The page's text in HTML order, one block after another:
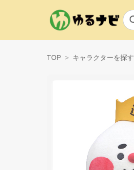
TOP キャラクターを探す